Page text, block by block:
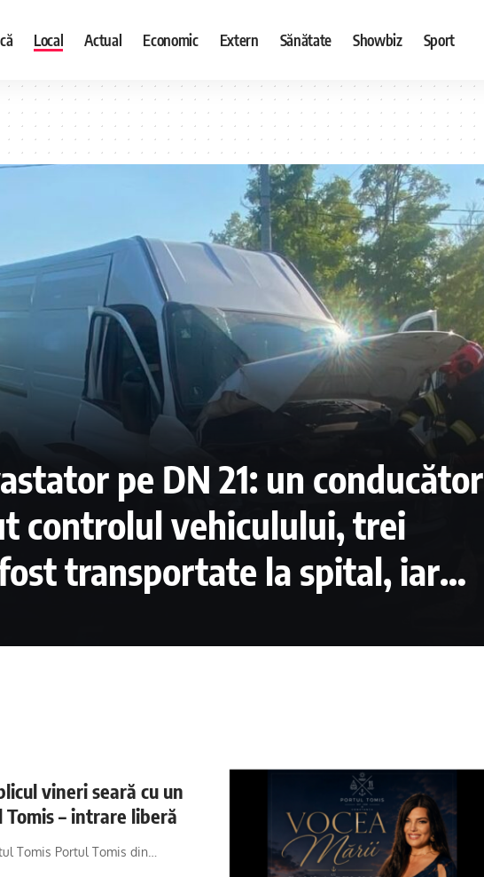
Local Actual Economic Extern Sănătate Showbiz Sport
pe DN 21: un conducător
controlul vehiculului, trei
transportate la spital, iar
paralizată timp de ore întregi
vineri seară cu un
– intrare liberă
Tomis Portul Tomis din…